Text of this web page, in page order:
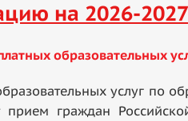
на 2026-
образовательных
услуг по
прием граждан